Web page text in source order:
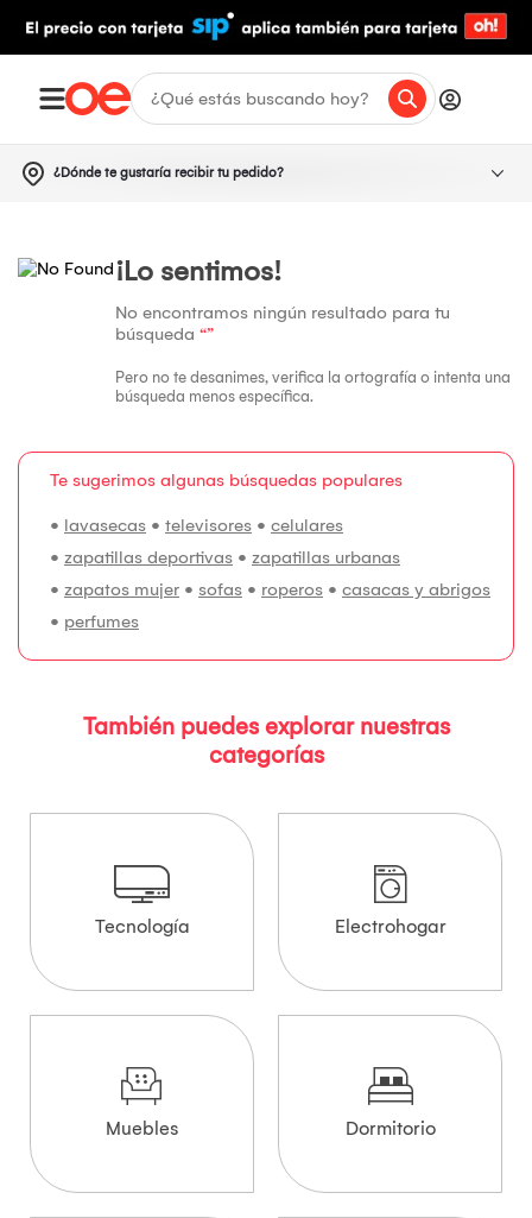
¿Dónde te gustaría recibir tu pedido?
¡Lo sentimos!
No encontramos ningún resultado para tu
búsqueda “”
Pero no te desanimes, verifica la ortografía o intenta una
búsqueda menos específica.
Te sugerimos algunas búsquedas populares
• lavasecas • televisores • celulares
• zapatillas deportivas • zapatillas urbanas
• zapatos mujer • sofas • roperos • casacas y abrigos
• perfumes
También puedes explorar nuestras
categorías
Tecnología Electrohogar
Muebles Dormitorio